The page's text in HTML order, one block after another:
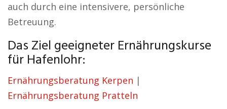
auch durch eine intensivere, persönliche
Betreuung.
Das Ziel geeigneter Ernährungskurse
für Hafenlohr:
Ernährungsberatung Kerpen |
Ernährungsberatung Pratteln